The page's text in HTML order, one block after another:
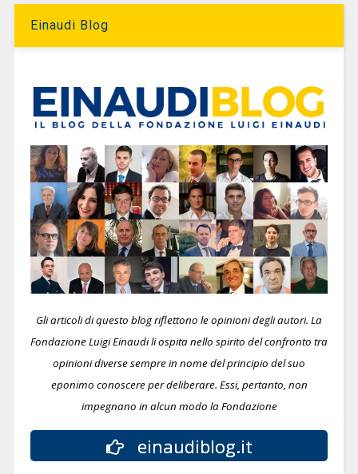
Einaudi Blog
Gli articoli di questo blog riflettono le opinioni degli autori. La
Fondazione Luigi Einaudi li ospita nello spirito del confronto tra
opinioni diverse sempre in nome del principio del suo
eponimo conoscere per deliberare. Essi, pertanto, non
impegnano in alcun modo la Fondazione
einaudiblog.it